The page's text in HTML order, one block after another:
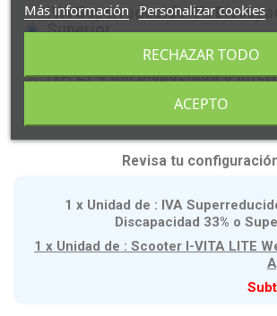
IVA Superreducido 4%
Superior
Incremento de Precio +0,00 €
IVA 21% Sin Dispacidad o
Incremento de Precio + 532,00 €
Revisa tu
1 x Unidad de : IVA
Discapacidad 33% o
1 x Unidad de : Scooter I-VITA LITE
Más información Personalizar cookies
RECHAZAR TODO
ACEPTO